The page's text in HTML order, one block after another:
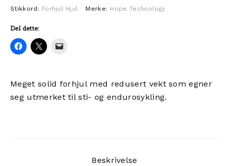
Meget solid forhjul med redusert vekt som egner
seg utmerket til sti- og endurosykling.
Stikkord: Forhjul Hjul Merke: Hope Technology
Del dette:
Beskrivelse